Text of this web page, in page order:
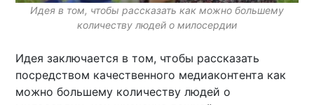
Идея в том, чтобы рассказать как можно большему
количеству людей о милосердии
Идея заключается в том, чтобы рассказать
посредством качественного медиаконтента как
можно большему количеству людей о